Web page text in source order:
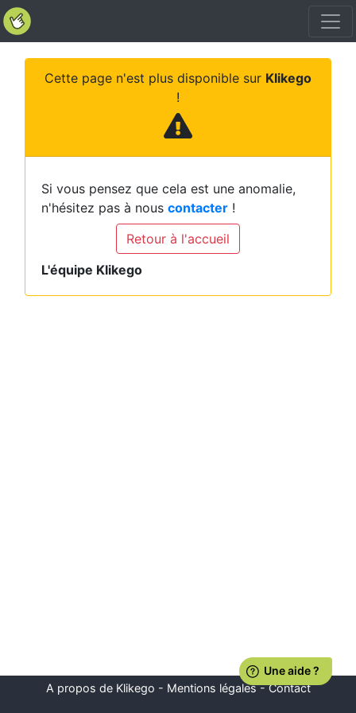
Cette page n'est plus disponible sur Klikego
!
Si vous pensez que cela est une anomalie,
n'hésitez pas à nous contacter !
Retour à l'accueil
L'équipe Klikego
A propos de Klikego - Mentions légales-Contact